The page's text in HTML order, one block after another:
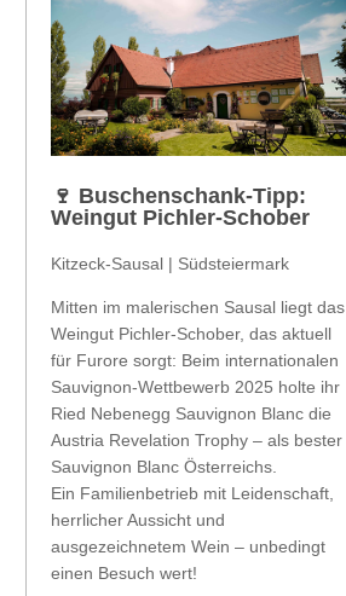
🍷 Buschenschank-Tipp:
Weingut Pichler-Schober
Kitzeck-Sausal | Südsteiermark
Mitten im malerischen Sausal liegt das
Weingut Pichler-Schober, das aktuell
für Furore sorgt: Beim internationalen
Sauvignon-Wettbewerb 2025 holte ihr
Ried Nebenegg Sauvignon Blanc die
Austria Revelation Trophy – als bester
Sauvignon Blanc Österreichs.
Ein Familienbetrieb mit Leidenschaft,
herrlicher Aussicht und
ausgezeichnetem Wein – unbedingt
einen Besuch wert!